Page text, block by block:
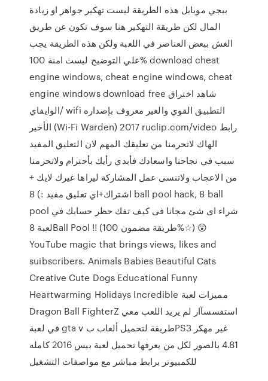
ببجي موبايل هذه الطريقة ليست تهكير جواهر او زيادة
المال لكن طريقة التهكير هنا سوف تكون عن طريق
الغش ببعض العناصر في اللعبة ولكن هذه الطريقة يجب
علي التوضيح ليست امنة 100% download cheat
engine windows, cheat engine windows, cheat
engine windows download free شاهد اختراق
الوايفاي/ wifi التطبيق القوي والغير معروف بإصداره
الأخير (Wi-Fi Warden) 2017 ruclip.com/video رابط
الهاك لاتحرمنا من تعليقك المهم لان التعليق المفيد
سبب في نجاحنا واسعادك فأبدي رأيك بأحترام ولاتحرمنا
من الاعجاب ولاتنسى عمل المشاركة ليراها غيرك لايك +
اشتراك+اي تعليق مفيد :) 8 ball pool hack, 8 ball
pool شراء اى شئ مجانا فى كيف تفك حظر حسابك في
لعبة 8Ball Pool !! (طريقة مضمون 100%☆) 😲
YouTube magic that brings views, likes and
suibscribers. Animals Babies Beautiful Cats
Creative Cute Dogs Educational Funny
Heartwarming Holidays Incredible مميزات لعبة
Dragon Ball FighterZ استفسسآار لم يريد اللعب معي
في لعبة gta v طريقة لتحميل ألعاب بPS3 غير مهكر
4.81 بالصور لكل من يعرفها تحميل لعبة بيس 2016 كامله
للكمبيوتر برابط مباشر مع مواصفات التشغيل